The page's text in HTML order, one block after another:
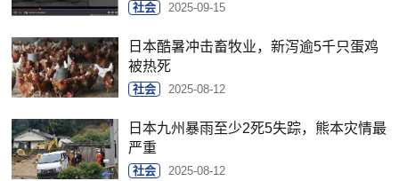
社会 2025-09-15
日本酷暑冲击畜牧业，新泻逾5千只蛋鸡
被热死
社会 2025-08-12
日本九州暴雨至少2死5失踪，熊本灾情最
严重
社会 2025-08-12